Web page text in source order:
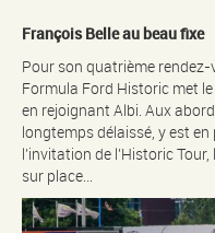
François Belle au beau fixe
Pour son quatrième
Formula Ford Historic met
en rejoignant Albi. Aux
longtemps délaissé, y est
l’invitation de l’Historic
sur place…